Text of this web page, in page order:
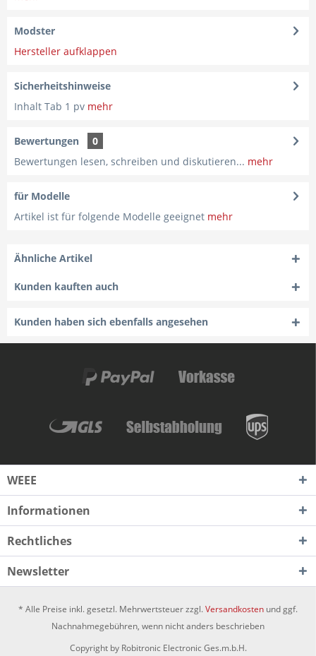
Modster
Hersteller aufklappen
Sicherheitshinweise
Inhalt Tab 1 pv mehr
Bewertungen
0
Bewertungen lesen, schreiben und diskutieren... mehr
für Modelle
Artikel ist für folgende Modelle geeignet mehr
Ähnliche Artikel
Kunden kauften auch
Kunden haben sich ebenfalls angesehen
WEEE
Informationen
Rechtliches
Newsletter
* Alle Preise inkl. gesetzl. Mehrwertsteuer zzgl.Versandkosten und ggf.
Nachnahmegebühren, wenn nicht anders beschrieben
Copyright by Robitronic Electronic Ges.m.b.H.